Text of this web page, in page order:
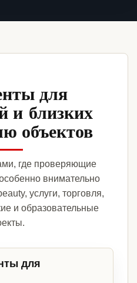
для
и близких
объектов
где проверяющие
внимательно
услуги, торговля,
и образовательные
для